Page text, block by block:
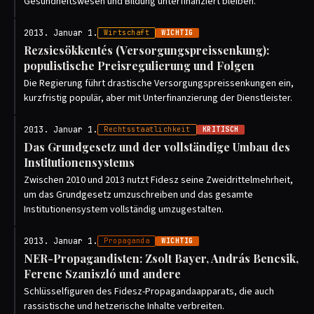
2013. Januar 1. Wirtschaft WICHTIG
Rezsicsökkentés (Versorgungspreissenkung):
populistische Preisregulierung und Folgen
Die Regierung führt drastische Versorgungspreissenkungen ein,
kurzfristig populär, aber mit Unterfinanzierung der Dienstleister.
2013. Januar 1. Rechtsstaatlichkeit KRITISCH
Das Grundgesetz und der vollständige Umbau des
Institutionensystems
Zwischen 2010 und 2013 nutzt Fidesz seine Zweidrittelmehrheit,
um das Grundgesetz umzuschreiben und das gesamte
Institutionensystem vollständig umzugestalten.
2013. Januar 1. Propaganda WICHTIG
NER-Propagandisten: Zsolt Bayer, András Bencsik,
Ferenc Szaniszló und andere
Schlüsselfiguren des Fidesz-Propagandaapparats, die auch
rassistische und hetzerische Inhalte verbreiten.